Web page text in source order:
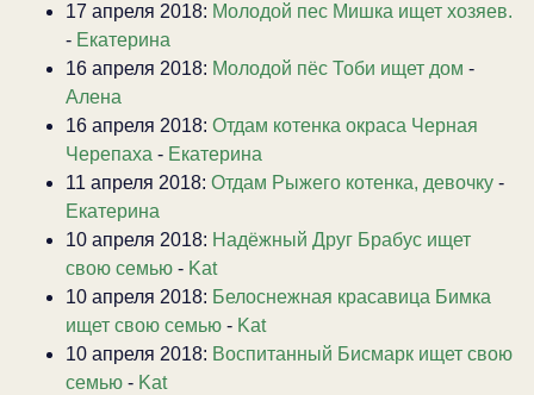
17 апреля 2018: Молодой пес Мишка ищет хозяев.
- Екатерина
16 апреля 2018: Молодой пёс Тоби ищет дом -
Алена
16 апреля 2018: Отдам котенка окраса Черная
Черепаха - Екатерина
11 апреля 2018: Отдам Рыжего котенка, девочку -
Екатерина
10 апреля 2018: Надёжный Друг Брабус ищет
свою семью - Kat
10 апреля 2018: Белоснежная красавица Бимка
ищет свою семью - Kat
10 апреля 2018: Воспитанный Бисмарк ищет свою
семью - Kat